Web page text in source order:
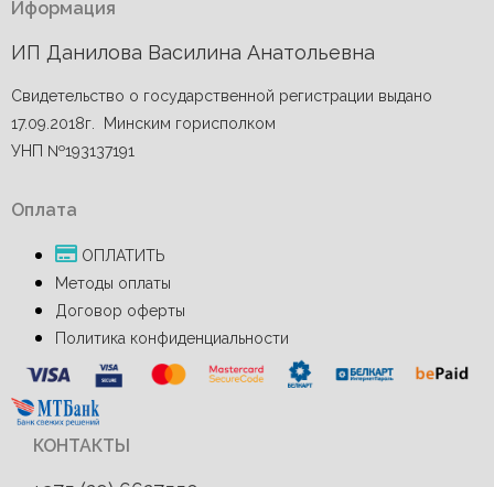
Иформация
ИП Данилова Василина Анатольевна
Свидетельство о государственной регистрации выдано
17.09.2018г. Минским горисполком
УНП №193137191
Оплата
ОПЛАТИТЬ
Методы оплаты
Договор оферты
Политика конфиденциальности
КОНТАКТЫ